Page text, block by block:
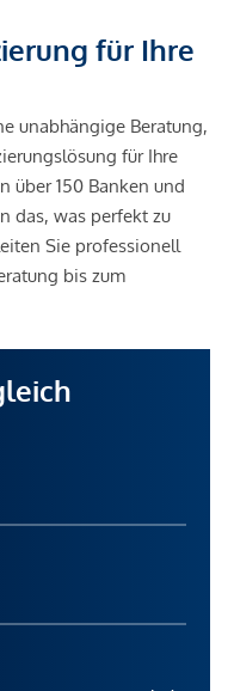
für Ihre
unabhängige Beratung,
für Ihre
über 150 Banken und
das, was perfekt zu
Sie professionell
bis zum